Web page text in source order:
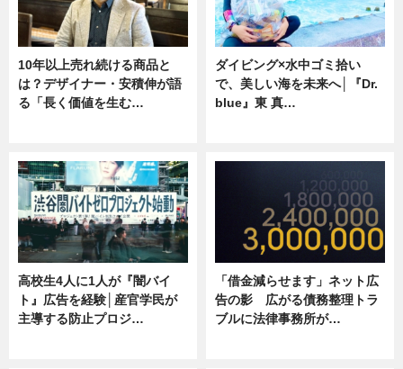
10年以上売れ続ける商品と
は？デザイナー・安積伸が語
る「長く価値を生む…
ダイビング×水中ゴミ拾い
で、美しい海を未来へ│『Dr.
blue』東 真…
高校生4人に1人が『闇バイ
ト』広告を経験│産官学民が
主導する防止プロジ…
「借金減らせます」ネット広
告の影 広がる債務整理トラ
ブルに法律事務所が…